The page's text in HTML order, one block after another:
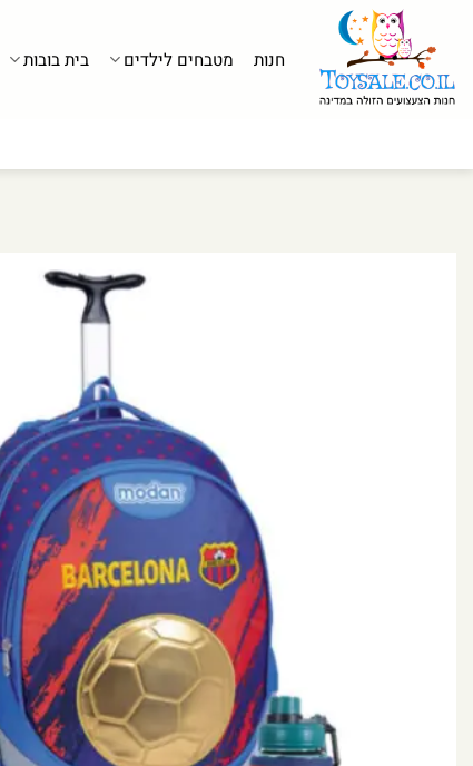
חנות
מטבחים לילדים בית בובות